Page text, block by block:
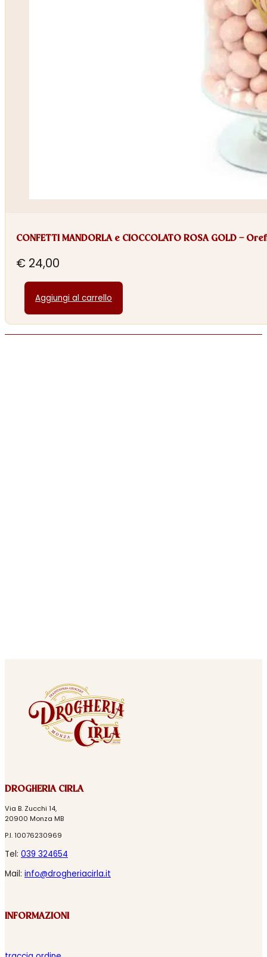
CONFETTI MANDORLA e CIOCCOLATO ROSA GOLD –
€ 24,00
Aggiungi al carrello
DROGHERIA CIRLA
Via B. Zucchi 14,
20900 Monza MB
P.I. 10076230969
Tel: 039 324654
Mail: info@drogheriacirla.it
INFORMAZIONI